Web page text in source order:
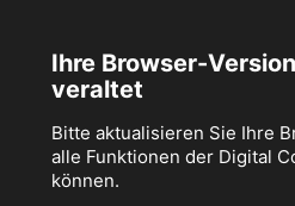
Ihre Browser-
veraltet
Bitte aktualisieren Sie Ihre
alle Funktionen der Digital
können.